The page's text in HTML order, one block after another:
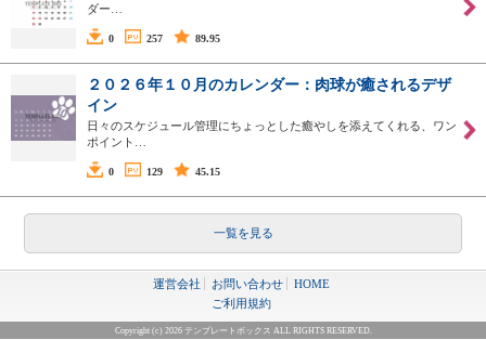
ダー…
0 257 89.95
２０２６年１０月のカレンダー：肉球が癒されるデザ
イン
日々のスケジュール管理にちょっとした癒やしを添えてくれる、ワン
ポイント…
0 129 45.15
一覧を見る
運営会社 お問い合わせ
HOME
ご利用規約
Copyright (c) 2026 テンプレートボックス ALL RIGHTS RESERVED.